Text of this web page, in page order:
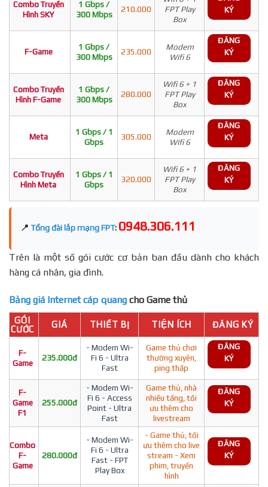
Combo Truyền
Hình SKY
1 Gbps /
300 Mbps
210.000
FPT Play
Box
KÝ
F-Game
1 Gbps /
300 Mbps
235.000
Modem
Wifi 6
ĐĂNG
KÝ
Combo Truyền
Hình F-Game
1 Gbps /
300 Mbps
280.000
Wifi 6 + 1
FPT Play
Box
ĐĂNG
KÝ
Meta
1 Gbps / 1
Gbps
305.000
Modem
Wifi 6
ĐĂNG
KÝ
Combo Truyền
Hình Meta
1 Gbps / 1
Gbps
320.000
Wifi 6 + 1
FPT Play
Box
ĐĂNG
KÝ
📍 Tổng đài lắp mạng FPT: 0948.306.111
Trên là một số gói cước cơ bản ban đầu dành cho khách
hàng cá nhân, gia đình.
Bảng giá Internet cáp quang cho Game thủ
GÓI
CƯỚC
GIÁ THIẾT BỊ TIỆN ÍCH ĐĂNG KÝ
F-
Game
235.000đ
- Modem Wi-
Fi 6 - Ultra
Fast
Game thủ chơi
thường xuyên,
ping thấp
ĐĂNG
KÝ
F-
Game
F1
255.000đ
- Modem Wi-
Fi 6 - Access
Point - Ultra
Fast
Game thủ, nhà
nhiều tầng, tối
ưu thêm cho
livestream
ĐĂNG
KÝ
Combo
F-
Game
280.000đ
- Modem Wi-
Fi 6 - Ultra
Fast - FPT
Play Box
- Game thủ, tối
ưu thêm cho live
stream - Xem
phim, truyền
hình
ĐĂNG
KÝ